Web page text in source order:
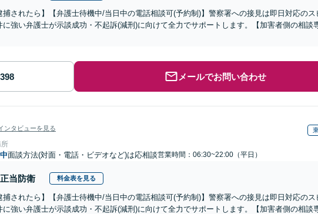
捕されたら】【弁護士待機中/当日中の電話相談可(予約制)】警察署への接見は即日対応のス
に強い弁護士が示談成功・不起訴(減刑)に向けて全力でサポートします。【加害者側の相談
メールでお問い合わせ
ンタビューを見る
面談方法(対面・電話・ビデオなど)は応相談営業時間：06:30~22:00（平日）
当防衛 料金表を見る
捕されたら】【弁護士待機中/当日中の電話相談可(予約制)】警察署への接見は即日対応のス
に強い弁護士が示談成功・不起訴(減刑)に向けて全力でサポートします。【加害者側の相談